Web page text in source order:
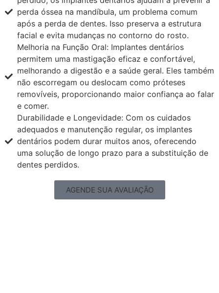
perda óssea na mandíbula, um problema comum
após a perda de dentes. Isso preserva a estrutura
facial e evita mudanças no contorno do rosto.
Melhoria na Função Oral: Implantes dentários
permitem uma mastigação eficaz e confortável,
melhorando a digestão e a saúde geral. Eles também
não escorregam ou deslocam como próteses
removíveis, proporcionando maior confiança ao falar
e comer.
Durabilidade e Longevidade: Com os cuidados
adequados e manutenção regular, os implantes
dentários podem durar muitos anos, oferecendo
uma solução de longo prazo para a substituição de
dentes perdidos.
AGENDE SUA AVALIAÇÃO